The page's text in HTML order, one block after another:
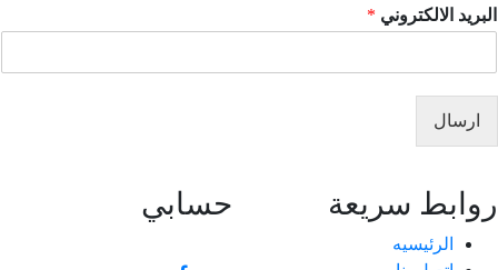
الالكتروني*
ارسال
حسابي سريعة
الرئيسيه